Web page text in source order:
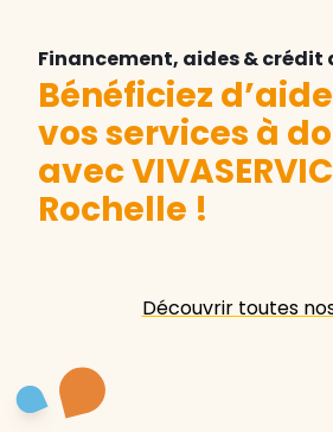
Financement, aides & crédit
Bénéficiez
vos services à
avec
Rochelle !
Découvrir toutes